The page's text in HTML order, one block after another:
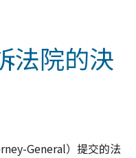
法院的決
General）提交的法